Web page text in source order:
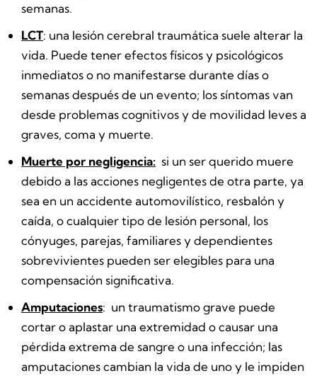
semanas.
LCT: una lesión cerebral traumática suele alterar la
vida. Puede tener efectos físicos y psicológicos
inmediatos o no manifestarse durante días o
semanas después de un evento; los síntomas van
desde problemas cognitivos y de movilidad leves a
graves, coma y muerte.
Muerte por negligencia: si un ser querido muere
debido a las acciones negligentes de otra parte, ya
sea en un accidente automovilístico, resbalón y
caída, o cualquier tipo de lesión personal, los
cónyuges, parejas, familiares y dependientes
sobrevivientes pueden ser elegibles para una
compensación significativa.
Amputaciones: un traumatismo grave puede
cortar o aplastar una extremidad o causar una
pérdida extrema de sangre o una infección; las
amputaciones cambian la vida de uno y le impiden